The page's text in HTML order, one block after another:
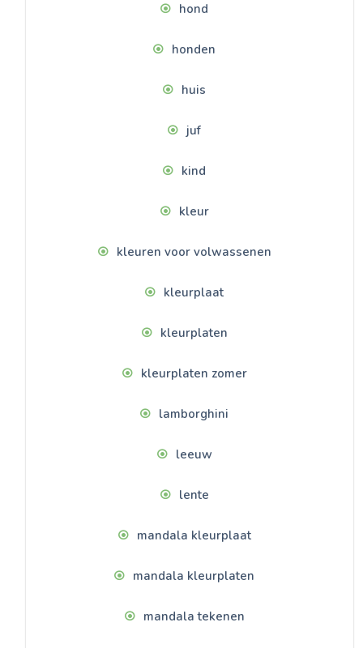
hond
honden
huis
juf
kind
kleur
kleuren voor volwassenen
kleurplaat
kleurplaten
kleurplaten zomer
lamborghini
leeuw
lente
mandala kleurplaat
mandala kleurplaten
mandala tekenen